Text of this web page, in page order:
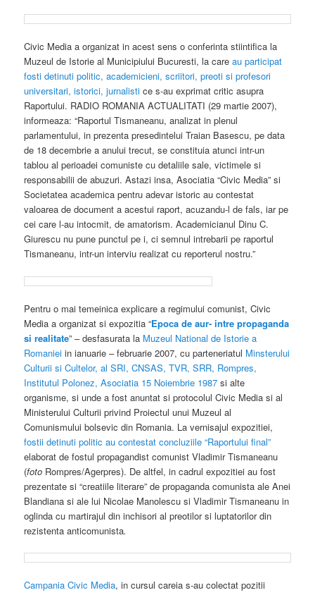
Civic Media a organizat in acest sens o conferinta stiintifica la
Muzeul de Istorie al Municipiului Bucuresti, la careau participat
fosti detinuti politic, academicieni, scriitori, preoti si profesori
universitari, istorici, jurnalisti ce s-au exprimat critic asupra
Raportului. RADIO ROMANIA ACTUALITATI (29 martie 2007),
informeaza: “Raportul Tismaneanu, analizat in plenul
parlamentului, in prezenta presedintelui Traian Basescu, pe data
de 18 decembrie a anului trecut, se constituia atunci intr-un
tablou al perioadei comuniste cu detaliile sale, victimele si
responsabilii de abuzuri. Astazi insa, Asociatia “Civic Media” si
Societatea academica pentru adevar istoric au contestat
valoarea de document a acestui raport, acuzandu-l de fals, iar pe
cei care l-au intocmit, de amatorism. Academicianul Dinu C.
Giurescu nu pune punctul pe i, ci semnul intrebarii pe raportul
Tismaneanu, intr-un interviu realizat cu reporterul nostru.”
Pentru o mai temeinica explicare a regimului comunist, Civic
Media a organizat si expozitia “Epoca de aur- intre propaganda
si realitate” – desfasurata la Muzeul National de Istorie a
Romanieiin ianuarie – februarie 2007, cu parteneriatul Minsterului
Culturii si Cultelor, al SRI, CNSAS, TVR, SRR, Rompres,
Institutul Polonez, Asociatia 15 Noiembrie 1987si alte
organisme, si unde a fost anuntat si protocolul Civic Media si al
Ministerului Culturii privind Proiectul unui Muzeul al
Comunismului bolsevic din Romania. La vernisajul expozitiei,
fostii detinuti politic au contestat concluziile “Raportului final”
elaborat de fostul propagandist comunist Vladimir Tismaneanu
(foto Rompres/Agerpres). De altfel, in cadrul expozitiei au fost
prezentate si “creatiile literare” de propaganda comunista ale Anei
Blandiana si ale lui Nicolae Manolescu si Vladimir Tismaneanu in
oglinda cu martirajul din inchisori al preotilor si luptatorilor din
rezistenta anticomunista.
Campania Civic Media, in cursul careia s-au colectat pozitii